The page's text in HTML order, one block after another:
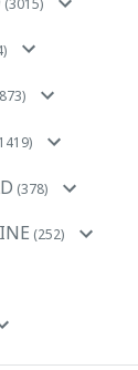
(378)
(252)